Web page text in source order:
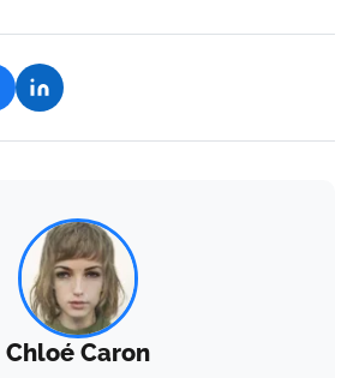
Chloé Caron